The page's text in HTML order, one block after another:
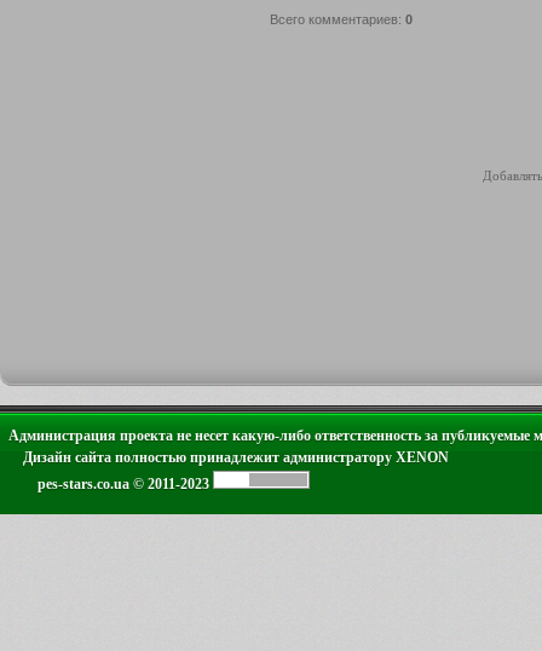
Всего комментариев: 0
Администрация проекта не несет какую-либо ответственность за публикуемые
Дизайн сайта полностью принадлежит администратору XENON
pes-stars.co.ua © 2011-2023